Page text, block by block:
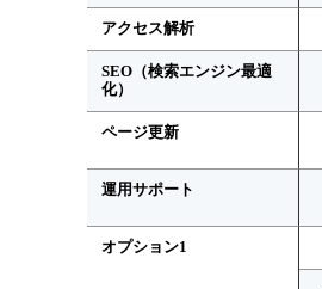
アクセス解析
SEO（検索エンジン最適
化）
ページ更新
運用サポート
オプション1